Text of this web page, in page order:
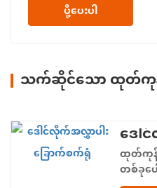
ပို့ပေးပါ
သက်ဆိုင်သော ထုတ်ကုန်
ထုတ်ကု
တစ်ခုပ